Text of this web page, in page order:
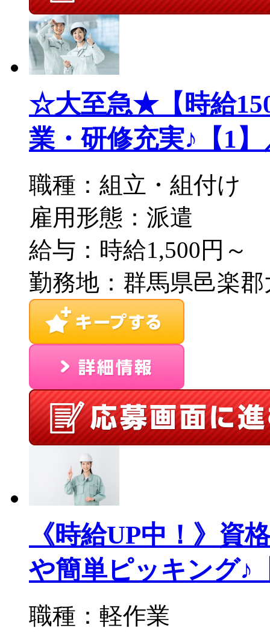
☆大至急★【時給
業・研修充実♪【1】
職種：組立・組付け
雇用形態：派遣
給与：時給1,500円～
勤務地：群馬県邑楽
《時給UP中！》
や簡単ピッキング♪
職種：軽作業